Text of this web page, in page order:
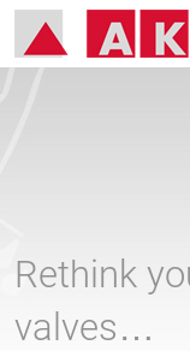
Rethink
valves…